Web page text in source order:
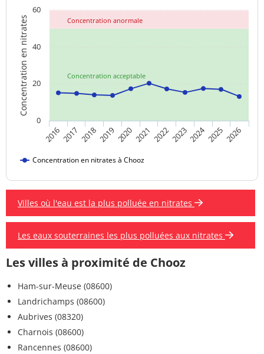
Concentration acceptable
Concentration anormale
Concentration en nitrates
Concentration en nitrates à Chooz
20162017 2018201920202021 20222023202420252026
0
20
40
60
Villes où l'eau est la plus polluée en nitrates
Les eaux souterraines les plus polluées aux nitrates
Les villes à proximité de Chooz
Ham-sur-Meuse (08600)
Landrichamps (08600)
Aubrives (08320)
Charnois (08600)
Rancennes (08600)